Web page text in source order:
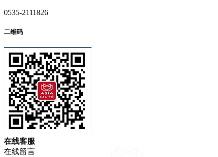
0535-2111826
二维码
在线客服
在线留言